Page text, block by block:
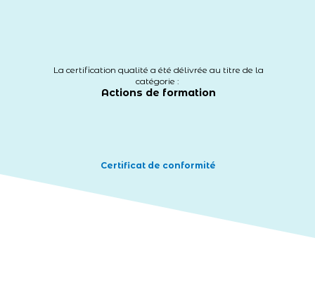
La certification qualité a été délivrée au titre de la
catégorie :
Actions de formation
Certificat de conformité